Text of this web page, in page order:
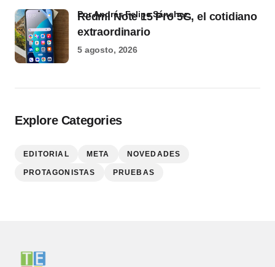
Redmi Note 15 Pro 5G, el cotidiano
extraordinario
por Andrés Felipe Sánchez
5 agosto, 2026
Explore Categories
EDITORIAL META NOVEDADES
PROTAGONISTAS PRUEBAS